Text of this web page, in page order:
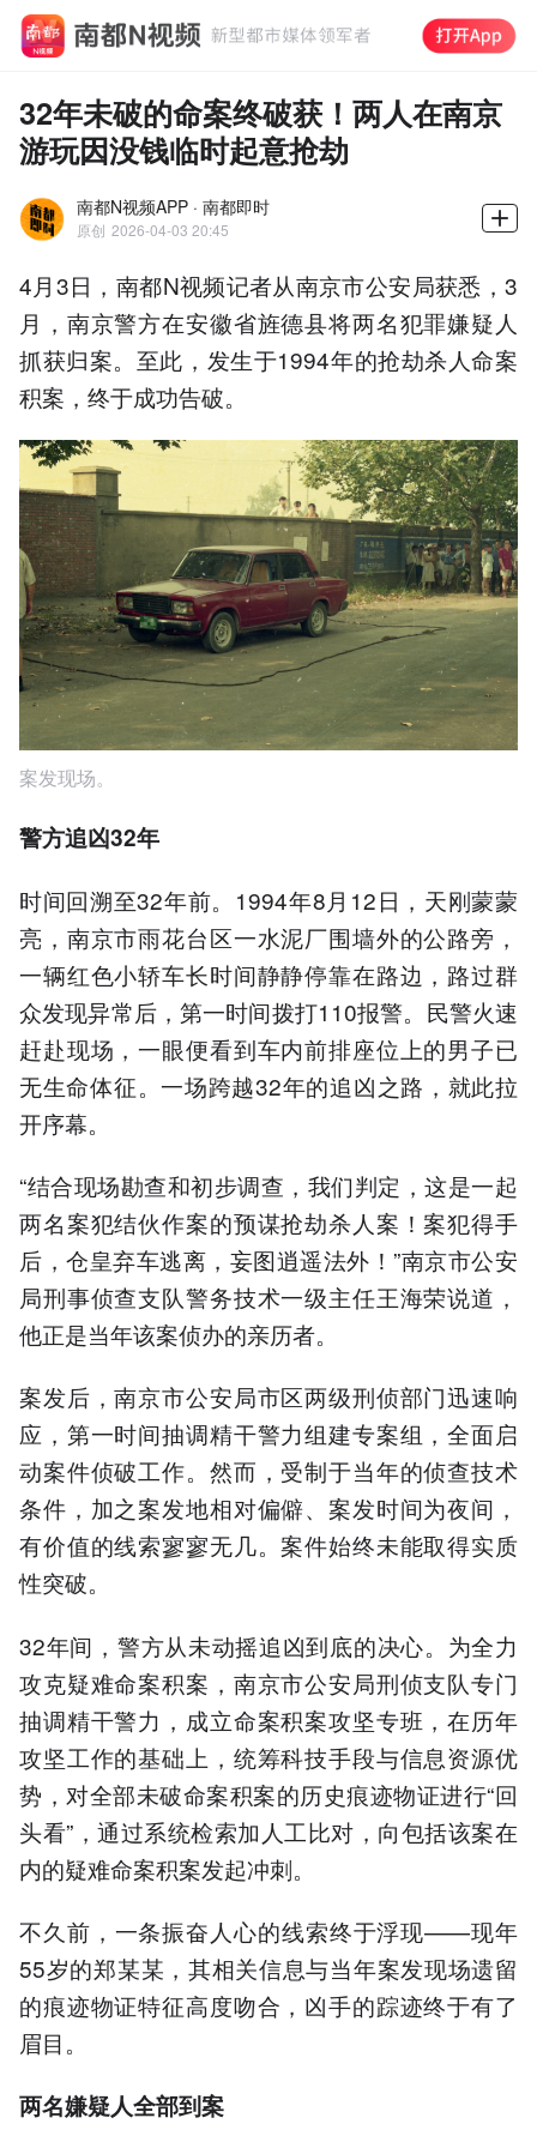
32年未破的命案终破获！两人在南京
游玩因没钱临时起意抢劫
南都N视频APP · 南都即时
原创 2026-04-03 20:45
4月3日，南都N视频记者从南京市公安局获悉，3
月，南京警方在安徽省旌德县将两名犯罪嫌疑人
抓获归案。至此，发生于1994年的抢劫杀人命案
积案，终于成功告破。
案发现场。
警方追凶32年
时间回溯至32年前。1994年8月12日，天刚蒙蒙
亮，南京市雨花台区一水泥厂围墙外的公路旁，
一辆红色小轿车长时间静静停靠在路边，路过群
众发现异常后，第一时间拨打110报警。民警火速
赶赴现场，一眼便看到车内前排座位上的男子已
无生命体征。一场跨越32年的追凶之路，就此拉
开序幕。
“结合现场勘查和初步调查，我们判定，这是一起
两名案犯结伙作案的预谋抢劫杀人案！案犯得手
后，仓皇弃车逃离，妄图逍遥法外！”南京市公安
局刑事侦查支队警务技术一级主任王海荣说道，
他正是当年该案侦办的亲历者。
案发后，南京市公安局市区两级刑侦部门迅速响
应，第一时间抽调精干警力组建专案组，全面启
动案件侦破工作。然而，受制于当年的侦查技术
条件，加之案发地相对偏僻、案发时间为夜间，
有价值的线索寥寥无几。案件始终未能取得实质
性突破。
32年间，警方从未动摇追凶到底的决心。为全力
攻克疑难命案积案，南京市公安局刑侦支队专门
抽调精干警力，成立命案积案攻坚专班，在历年
攻坚工作的基础上，统筹科技手段与信息资源优
势，对全部未破命案积案的历史痕迹物证进行“回
头看”，通过系统检索加人工比对，向包括该案在
内的疑难命案积案发起冲刺。
不久前，一条振奋人心的线索终于浮现——现年
55岁的郑某某，其相关信息与当年案发现场遗留
的痕迹物证特征高度吻合，凶手的踪迹终于有了
眉目。
两名嫌疑人全部到案